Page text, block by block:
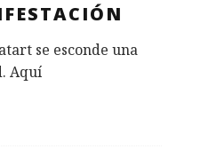
se esconde una
Aquí